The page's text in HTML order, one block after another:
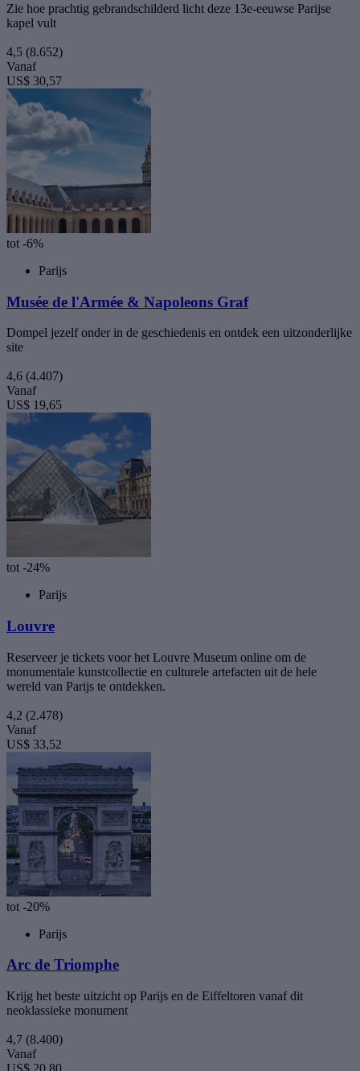
Zie hoe prachtig gebrandschilderd licht deze 13e-eeuwse Parijse
kapel vult
4,5 (8.652)
Vanaf
US$ 30,57
tot -6%
Parijs
Musée de l'Armée & Napoleons Graf
Dompel jezelf onder in de geschiedenis en ontdek een uitzonderlijke
site
4,6 (4.407)
Vanaf
US$ 19,65
tot -24%
Parijs
Louvre
Reserveer je tickets voor het Louvre Museum online om de
monumentale kunstcollectie en culturele artefacten uit de hele
wereld van Parijs te ontdekken.
4,2 (2.478)
Vanaf
US$ 33,52
tot -20%
Parijs
Arc de Triomphe
Krijg het beste uitzicht op Parijs en de Eiffeltoren vanaf dit
neoklassieke monument
4,7 (8.400)
Vanaf